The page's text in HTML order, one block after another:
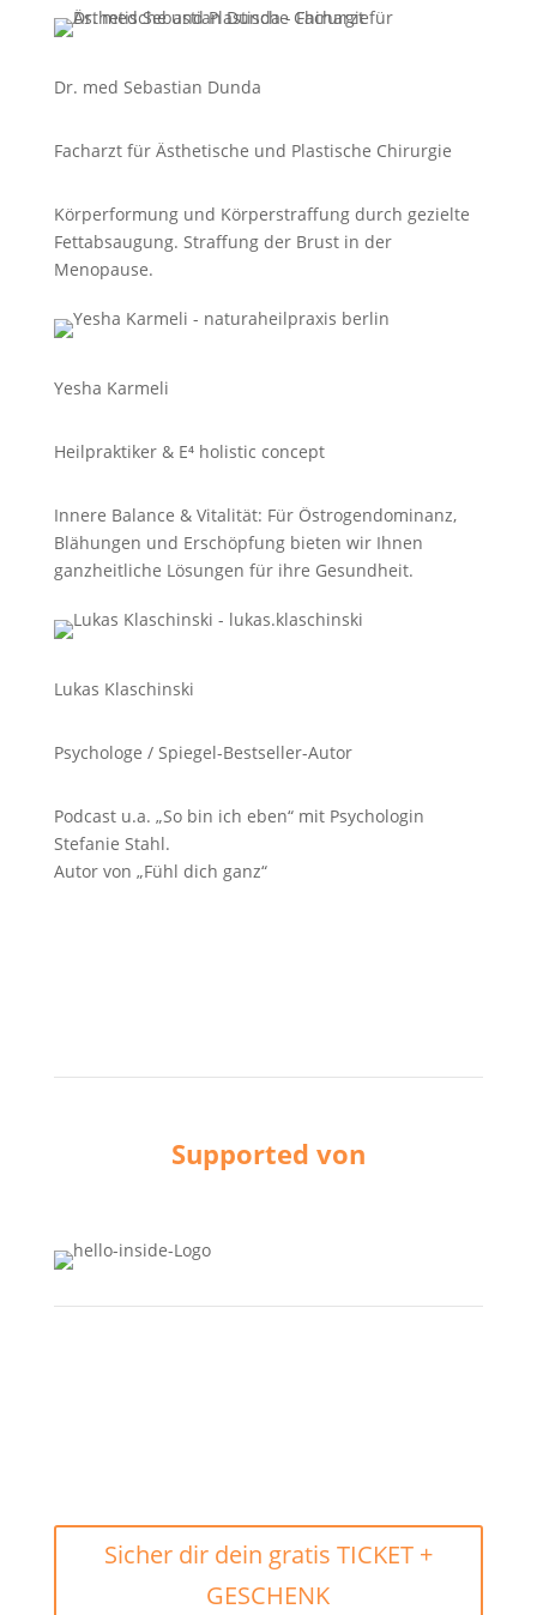
Dr. med Sebastian Dunda
Facharzt für Ästhetische und Plastische Chirurgie
Körperformung und Körperstraffung durch gezielte
Fettabsaugung. Straffung der Brust in der
Menopause.
Yesha Karmeli
Heilpraktiker & E⁴ holistic concept
Innere Balance & Vitalität: Für Östrogendominanz,
Blähungen und Erschöpfung bieten wir Ihnen
ganzheitliche Lösungen für ihre Gesundheit.
Lukas Klaschinski
Psychologe / Spiegel-Bestseller-Autor
Podcast u.a. „So bin ich eben“ mit Psychologin
Stefanie Stahl.
Autor von „Fühl dich ganz“
Supported von
Sicher dir dein gratis TICKET +
GESCHENK